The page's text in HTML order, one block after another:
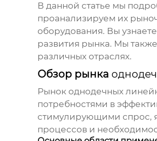
В данной статье мы
проанализируем их
оборудования. Вы
развития рынка. Мы
различных отраслях.
Обзор рынка
Рынок однодечных
потребностями в
стимулирующими спрос,
процессов и